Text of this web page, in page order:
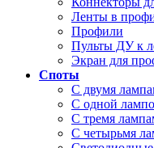
Ленты в
Профили
Пульты ДУ к
Экран для
Споты
С двумя
С одной
С тремя
С четырьмя